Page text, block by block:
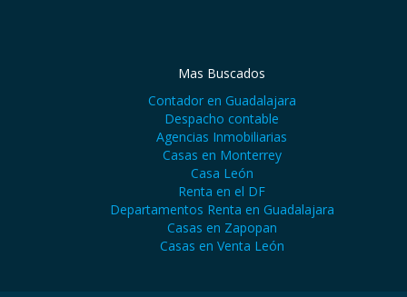
Mas Buscados
Contador en Guadalajara
Despacho contable
Agencias Inmobiliarias
Casas en Monterrey
Casa León
Renta en el DF
Departamentos Renta en Guadalajara
Casas en Zapopan
Casas en Venta León